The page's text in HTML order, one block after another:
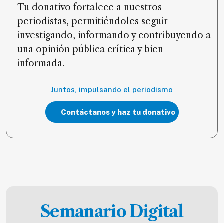
Tu donativo fortalece a nuestros
periodistas, permitiéndoles seguir
investigando, informando y contribuyendo a
una opinión pública crítica y bien
informada.
Juntos, impulsando el periodismo
Contáctanos y haz tu donativo
Semanario Digital